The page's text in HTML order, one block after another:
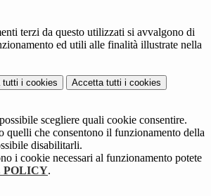
terzi da questo utilizzati si avvalgono di
ed utili alle finalità illustrate nella
tutti i cookies Accetta tutti i cookies
scegliere quali cookie consentire.
quelli che consentono il funzionamento della
disabilitarli.
i cookie necessari al funzionamento potete
POLICY.